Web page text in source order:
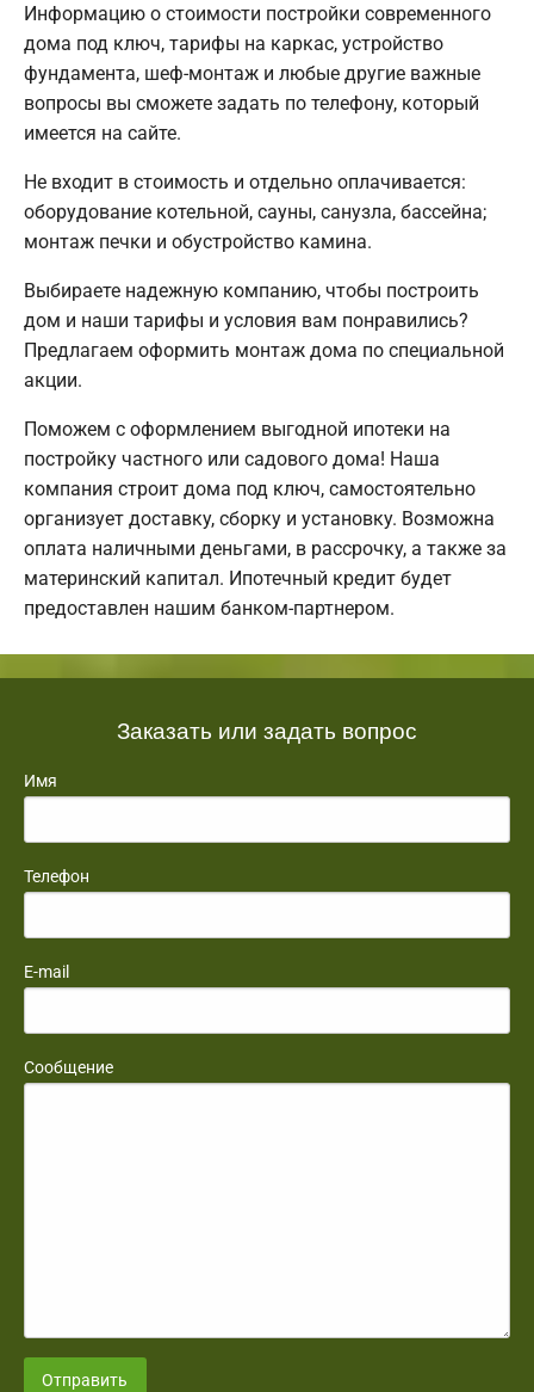
Информацию о стоимости постройки современного
дома под ключ, тарифы на каркас, устройство
фундамента, шеф-монтаж и любые другие важные
вопросы вы сможете задать по телефону, который
имеется на сайте.
Не входит в стоимость и отдельно оплачивается:
оборудование котельной, сауны, санузла, бассейна;
монтаж печки и обустройство камина.
Выбираете надежную компанию, чтобы построить
дом и наши тарифы и условия вам понравились?
Предлагаем оформить монтаж дома по специальной
акции.
Поможем с оформлением выгодной ипотеки на
постройку частного или садового дома! Наша
компания строит дома под ключ, самостоятельно
организует доставку, сборку и установку. Возможна
оплата наличными деньгами, в рассрочку, а также за
материнский капитал. Ипотечный кредит будет
предоставлен нашим банком-партнером.
Заказать или задать вопрос
Имя
Телефон
E-mail
Сообщение
Отправить